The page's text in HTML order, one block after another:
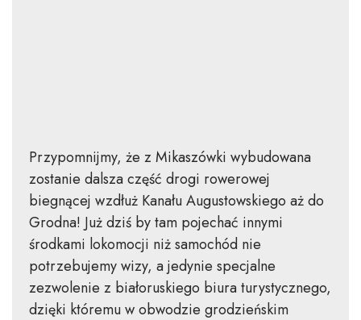
Przypomnijmy, że z Mikaszówki wybudowana
zostanie dalsza część drogi rowerowej
biegnącej wzdłuż Kanału Augustowskiego aż do
Grodna! Już dziś by tam pojechać innymi
środkami lokomocji niż samochód nie
potrzebujemy wizy, a jedynie specjalne
zezwolenie z białoruskiego biura turystycznego,
dzięki któremu w obwodzie grodzieńskim